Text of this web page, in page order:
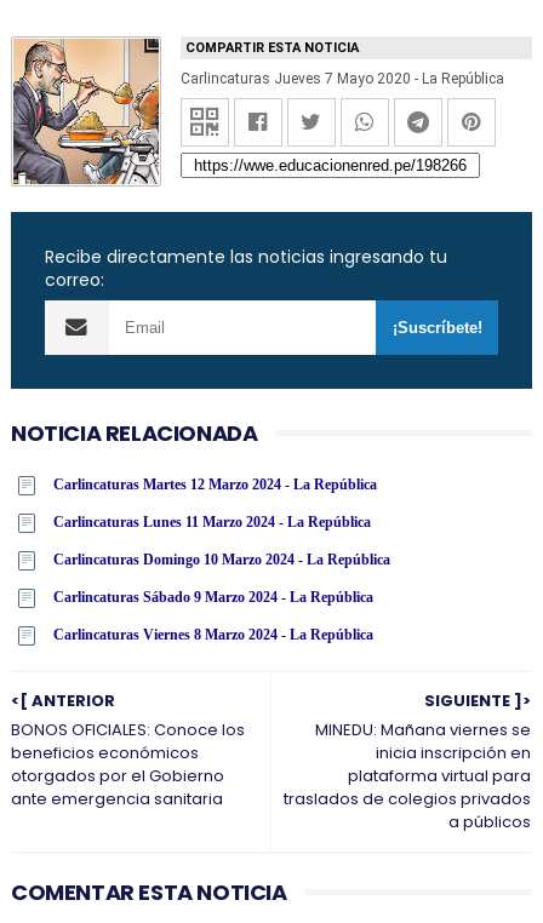
COMPARTIR ESTA NOTICIA
Carlincaturas Jueves 7 Mayo 2020 - La República
Recibe directamente las noticias ingresando tu
correo:
NOTICIA RELACIONADA
Carlincaturas Martes 12 Marzo 2024 - La República
Carlincaturas Lunes 11 Marzo 2024 - La República
Carlincaturas Domingo 10 Marzo 2024 - La República
Carlincaturas Sábado 9 Marzo 2024 - La República
Carlincaturas Viernes 8 Marzo 2024 - La República
SIGUIENTE ]>
MINEDU: Mañana viernes se
inicia inscripción en
plataforma virtual para
traslados de colegios privados
a públicos
<[ ANTERIOR
BONOS OFICIALES: Conoce los
beneficios económicos
otorgados por el Gobierno
ante emergencia sanitaria
COMENTAR ESTA NOTICIA